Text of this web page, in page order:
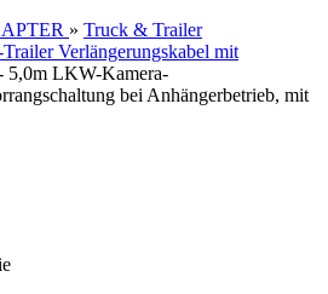
» Truck & Trailer
Verlängerungskabel mit
5,0m LKW-Kamera-
bei Anhängerbetrieb, mit